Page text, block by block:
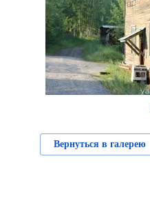
Вернуться в галерею